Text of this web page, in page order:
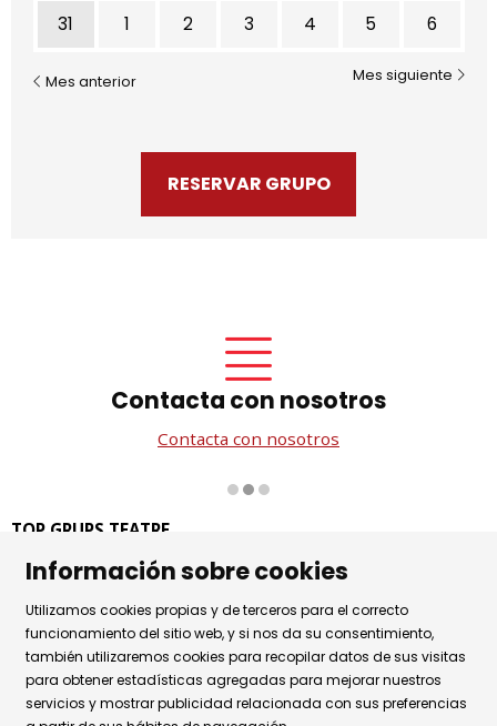
31 1 2 3 4 5 6
Mes anterior Mes siguiente
RESERVAR GRUPO
Contacta con nosotros
Contacta con nosotros
TOP GRUPS TEATRE
La Rambla dels Estudis, 115
Tel. 93 441 39 79
Horario de atención: de lunes a jueves de 9.30h a 17.30h
y viernes de 9.30 a 14.30h.
Sitemap Aviso Legal Uso de Cookies
Información sobre cookies
Utilizamos cookies propias y de terceros para el correcto
funcionamiento del sitio web, y si nos da su consentimiento,
también utilizaremos cookies para recopilar datos de sus visitas
para obtener estadísticas agregadas para mejorar nuestros
servicios y mostrar publicidad relacionada con sus preferencias